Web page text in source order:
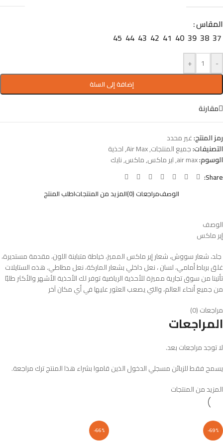
المقاس
37
38
39
40
41
42
43
44
45
-
+
إضافة إلى السلة
مقارنة
رمز المنتج:غير محدد
التصنيفات:جميع المنتجات,
Air Max
,احذية
الوسوم:air max
,اير ماكس,ماكس,نايك
Share:
الوصفمراجعات (0) المزيد من المنتجاتاطلب المنتج
الوصف
إير ماكس
جلد، شعار سووش، شعار إير ماكس المميز، خياطة متباينة اللون، مقدمة مستديرة،
غلق برباط أمامي، لسان ، نعل داخلي بشعار الماركة، نعل مطاطي. هذه الستايلات
تأتينا من سوق تجارية مميزة للأحذية الرياضية توفر لك الأحذية الأشهر والأكثر طلبًا
من جميع أنحاء العالم، والتي يصعب العثور عليها في أي مكان آخر
مراجعات (0)
المراجعات
لا توجد مراجعات بعد.
يسمح فقط للزبائن مسجلي الدخول الذين قاموا بشراء هذا المنتج ترك مراجعة.
المزيد من المنتجات
-69%
-66%